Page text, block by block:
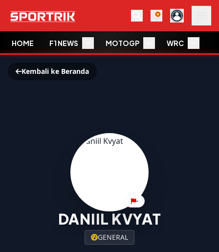
HOME F1 NEWS MOTOGP WRC
Kembali ke Beranda
-
DANIIL KVYAT
GENERAL